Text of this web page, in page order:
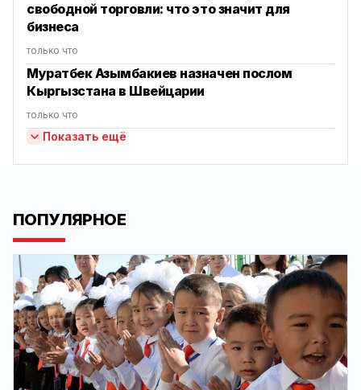
свободной торговли: что это значит для
бизнеса
только что
Муратбек Азымбакиев назначен послом
Кыргызстана в Швейцарии
только что
Показать ещё
ПОПУЛЯРНОЕ